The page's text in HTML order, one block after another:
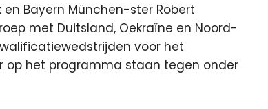
Bayern München-ster Robert
met Duitsland, Oekraïne en Noord-
voor het
op het programma staan tegen onder